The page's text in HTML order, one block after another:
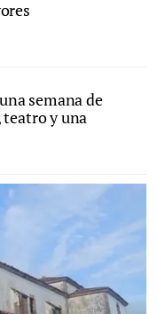
semana de
y una